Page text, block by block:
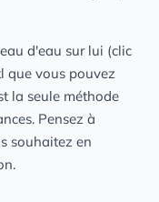
d'eau sur lui (clic
que vous pouvez
la seule méthode
Pensez à
souhaitez en